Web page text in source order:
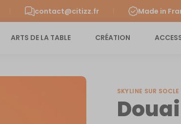
contact@citizz.fr Made in
ARTS DE LA TABLE CRÉATION
SKYLINE SUR SOCLE
Douai